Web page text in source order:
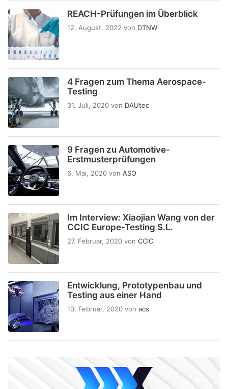
REACH-Prüfungen im Überblick
12. August, 2022 von DTNW
4 Fragen zum Thema Aerospace-
Testing
31. Juli, 2020 von DAUtec
9 Fragen zu Automotive-
Erstmusterprüfungen
6. Mai, 2020 von ASO
Im Interview: Xiaojian Wang von der
CCIC Europe-Testing S.L.
27. Februar, 2020 von CCIC
Entwicklung, Prototypenbau und
Testing aus einer Hand
10. Februar, 2020 von acs